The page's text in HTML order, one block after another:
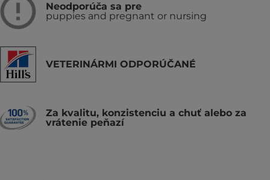
Neodporúča sa pre
puppies and pregnant or nursing
VETERINÁRMI ODPORÚČANÉ
Za kvalitu, konzistenciu a chuť alebo za
vrátenie peňazí